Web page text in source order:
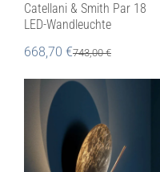
Catellani & Smith Par 18
LED-Wandleuchte
668,70 €743,00€